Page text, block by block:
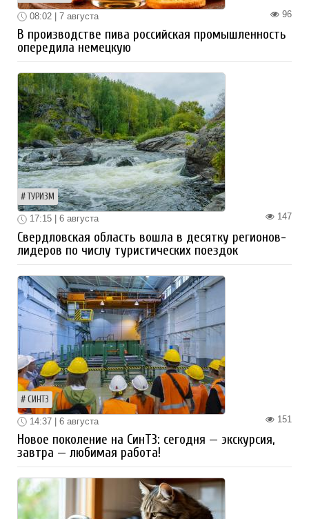
96
08:02 | 7 августа
В производстве пива российская промышленность
опередила немецкую
ТУРИЗМ
147
17:15 | 6 августа
Свердловская область вошла в десятку регионов-
лидеров по числу туристических поездок
СИНТЗ
151
14:37 | 6 августа
Новое поколение на СинТЗ: сегодня — экскурсия,
завтра — любимая работа!